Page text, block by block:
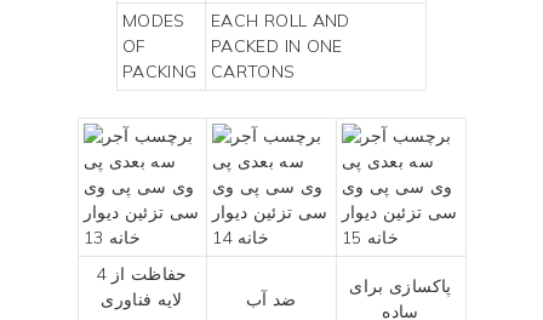
MODES
OF
PACKING
EACH ROLL AND
PACKED IN ONE
CARTONS
حفاظت از 4
لایه فناوری
ضد آب
پاکسازی برای
ساده